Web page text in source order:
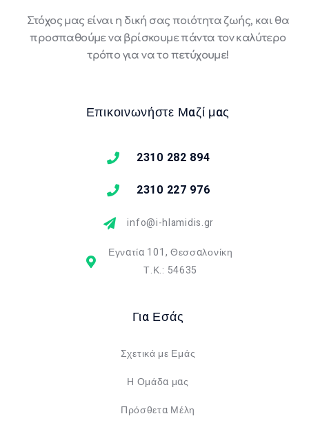
Στόχος μας είναι η δική σας ποιότητα ζωής, και θα
προσπαθούμε να βρίσκουμε πάντα τον καλύτερο
τρόπο για να το πετύχουμε!
Επικοινωνήστε Μαζί μας
2310 282 894
2310 227 976
info@i-hlamidis.gr
Εγνατία 101, Θεσσαλονίκη
Τ.Κ.: 54635
Για Εσάς
Σχετικά με Εμάς
Η Ομάδα μας
Πρόσθετα Μέλη